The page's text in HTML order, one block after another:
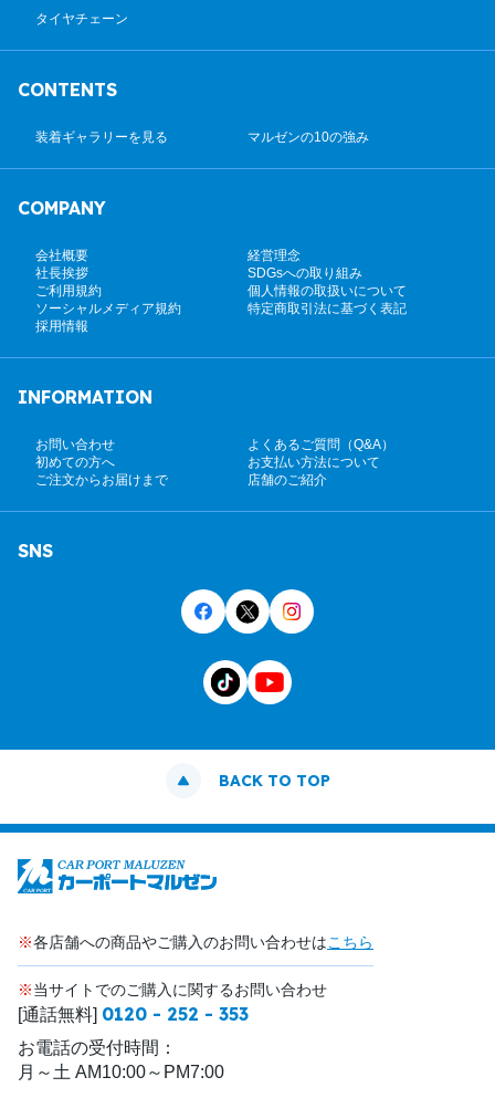
タイヤチェーン
CONTENTS
装着ギャラリーを見る マルゼンの10の強み
COMPANY
会社概要
経営理念
社長挨拶
SDGsへの取り組み
ご利用規約
個人情報の取扱いについて
ソーシャルメディア規約
特定商取引法に基づく表記
採用情報
INFORMATION
お問い合わせ
よくあるご質問（Q&A）
初めての方へ
お支払い方法について
ご注文からお届けまで
店舗のご紹介
SNS
BACK TO TOP
※各店舗への商品やご購入のお問い合わせはこちら
※当サイトでのご購入に関するお問い合わせ
[通話無料] 0120 - 252 - 353
お電話の受付時間：
月～土 AM10:00～PM7:00